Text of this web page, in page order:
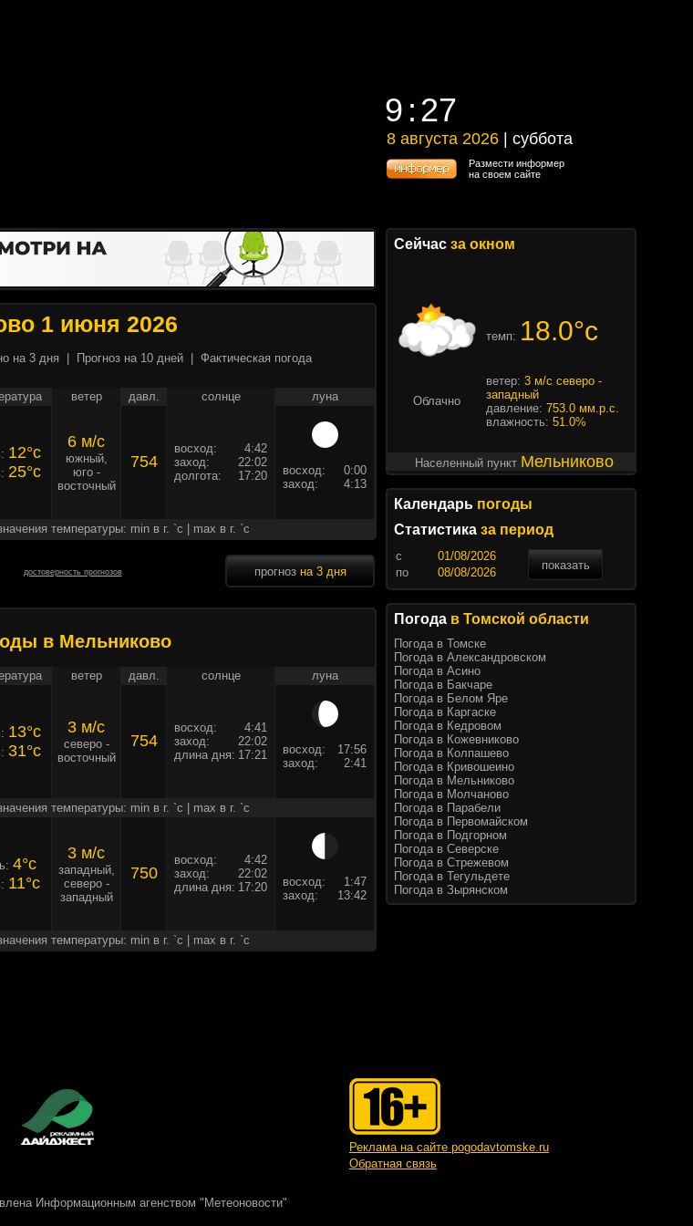
9 27
9 27
8 августа 2026 | суббота
8 августа 2026 | суббота
Размести информер
на своем сайте
1 июня 2026
на 3 дня Прогноз на 10 дней Фактическая погода
ветер давл. солнце луна
12°c
25°c
6 м/c
южный,
юго -
восточный
754
восход:
4:42
заход:
22:02
долгота:
17:20 восход:
0:00
заход:
4:13
температуры: min в г. `c | max в г. `c
достоверность прогнозов прогноз на 3 дня
в Мельниково
ветер давл. солнце луна
13°c
31°c
3 м/c
северо -
восточный
754
восход:
4:41
заход:
22:02
длина дня: 17:21 восход:
17:56
заход:
2:41
температуры: min в г. `c | max в г. `c
4°c
11°c
3 м/c
западный,
северо -
западный
750
восход:
4:42
заход:
22:02
длина дня: 17:20 восход:
1:47
заход:
13:42
температуры: min в г. `c | max в г. `c
Сейчас за окном
темп: 18.0°c
Облачно
ветер: 3 м/с северо -
западный
давление: 753.0 мм.р.с.
влажность: 51.0%
Населенный пункт Мельниково
Календарь погоды
Статистика за период
c
показать
по
Погода в Томской области
Погода в Томске
Погода в Александровском
Погода в Асино
Погода в Бакчаре
Погода в Белом Яре
Погода в Каргаске
Погода в Кедровом
Погода в Кожевниково
Погода в Колпашево
Погода в Кривошеино
Погода в Мельниково
Погода в Молчаново
Погода в Парабели
Погода в Первомайском
Погода в Подгорном
Погода в Северске
Погода в Стрежевом
Погода в Тегульдете
Погода в Зырянском
Реклама на сайте pogodavtomske.ru
Обратная связь
Информационным агенством "Метеоновости"